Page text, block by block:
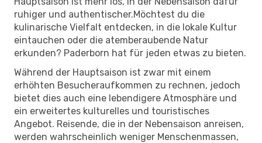
ruhiger und authentischer.Möchtest du die
kulinarische Vielfalt entdecken, in die lokale Kultur
eintauchen oder die atemberaubende Natur
erkunden? Paderborn hat für jeden etwas zu bieten.
Während der Hauptsaison ist zwar mit einem
erhöhten Besucheraufkommen zu rechnen, jedoch
bietet dies auch eine lebendigere Atmosphäre und
ein erweitertes kulturelles und touristisches
Angebot. Reisende, die in der Nebensaison anreisen,
werden wahrscheinlich weniger Menschenmassen,